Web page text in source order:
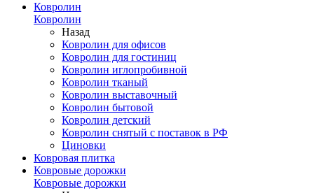
Ковролин
Ковролин
Назад
Ковролин для офисов
Ковролин для гостиниц
Ковролин иглопробивной
Ковролин тканый
Ковролин выставочный
Ковролин бытовой
Ковролин детский
Ковролин снятый с поставок в РФ
Циновки
Ковровая плитка
Ковровые дорожки
Ковровые дорожки